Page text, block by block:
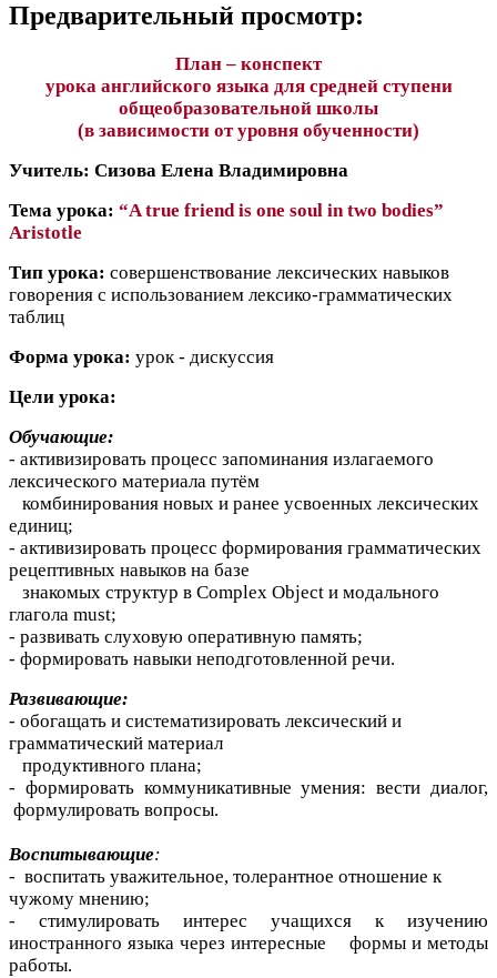
Предварительный просмотр:
План – конспект
урока английского языка для средней ступени
общеобразовательной школы
(в зависимости от уровня обученности)
Учитель: Сизова Елена Владимировна
Тема урока: “A true friend is one soul in two bodies”
Aristotle
Тип урока: совершенствование лексических навыков
говорения с использованием лексико-грамматических
таблиц
Форма урока: урок - дискуссия
Цели урока:
Обучающие:
- активизировать процесс запоминания излагаемого
лексического материала путём
комбинирования новых и ранее усвоенных лексических
единиц;
- активизировать процесс формирования грамматических
рецептивных навыков на базе
знакомых структур в Complex Object и модального
глагола must;
- развивать слуховую оперативную память;
- формировать навыки неподготовленной речи.
Развивающие:
- обогащать и систематизировать лексический и
грамматический материал
продуктивного плана;
- формировать коммуникативные умения: вести диалог,
формулировать вопросы.
Воспитывающие:
- воспитать уважительное, толерантное отношение к
чужому мнению;
- стимулировать интерес учащихся к изучению
иностранного языка через интересные формы и методы
работы.